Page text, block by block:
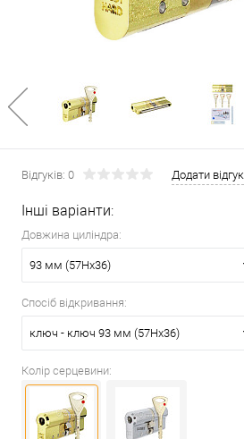
Відгуків: 0 Додати відгук
Інші варіанти:
Довжина циліндра:
93 мм (57Hx36)
Спосіб відкривання:
ключ - ключ 93 мм (57Hx36)
Колір серцевини: